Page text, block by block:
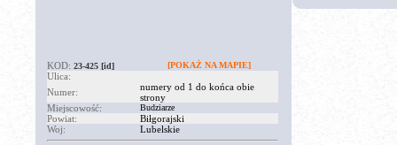
KOD: 23-425 [id] [POKAŻ NA MAPIE]
Ulica:
Numer:
numery od 1 do końca obie
strony
Miejscowość:
Budziarze
Powiat:
Biłgorajski
Woj:
Lubelskie